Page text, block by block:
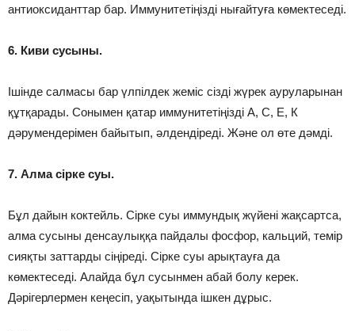
антиоксиданттар бар. Иммунитетіңізді нығайтуға көмектеседі.
6. Киви сусыны.
Ішінде салмасы бар үлпілдек жеміс сізді жүрек ауруларынан
құтқарады. Сонымен қатар иммунитетіңізді А, С, Е, К
дәрумендерімен байытып, әлдендіреді. Және ол өте дәмді.
7. Алма сірке суы.
Бұл дайын коктейль. Сірке суы иммундық жүйені жақсартса,
алма сусыны денсаулыққа пайдалы фосфор, кальций, темір
сияқты заттарды сіңіреді. Сірке суы арықтауға да
көмектеседі. Алайда бұл сусынмен абай болу керек.
Дәрігерлермен кеңесіп, уақытында ішкен дұрыс.